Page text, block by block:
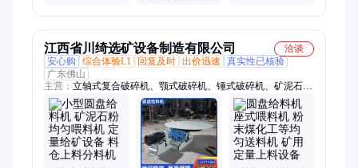
江西省川绮选矿设备制造有限公司
洽谈
安心购
综合体验L1 回复及时 出价迅速
真实性已核验
广东佛山
主营： 立轴式复合破碎机、颚式破碎机、锤式破碎机、矿泥石粉
均匀喂料机、反击式破碎机、对辊破碎机、球磨机、湿式铜米分
离机、螺旋洗沙筛沙一体、脱水筛、螺旋洗沙机、轮斗洗沙机、
槽式洗矿机、滚筒筛、振动筛、水力旋流器、脱泥斗、螺旋输送
机、6s摇床、跳汰机、螺旋溜槽、渣浆泵、水套式离心机、浮选
机、磁选机、除铁器